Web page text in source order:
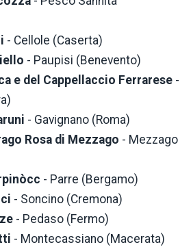
- Cellole (Caserta)
- Paupisi (Benevento)
e del Cappellaccio Ferrarese -
- Gavignano (Roma)
Rosa di Mezzago - Mezzago
- Parre (Bergamo)
- Soncino (Cremona)
- Pedaso (Fermo)
- Montecassiano (Macerata)